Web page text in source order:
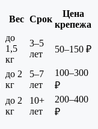
Вес Срок
Цена
крепежа
до
1,5
кг
3–5
лет
50–150 ₽
до 2
кг
5–7
лет
100–300
₽
до 2
кг
10+
лет
200–400
₽